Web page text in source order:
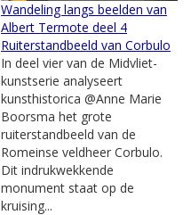
Wandeling langs beelden van
Albert Termote deel 4
Ruiterstandbeeld van Corbulo
In deel vier van de Midvliet-
kunstserie analyseert
kunsthistorica @Anne Marie
Boorsma het grote
ruiterstandbeeld van de
Romeinse veldheer Corbulo.
Dit indrukwekkende
monument staat op de
kruising...